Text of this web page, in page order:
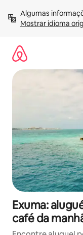
para
Mostrar idioma
Exuma:
café da